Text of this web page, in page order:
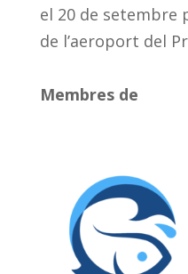
el 20 de setembre
de l’aeroport del
Membres de